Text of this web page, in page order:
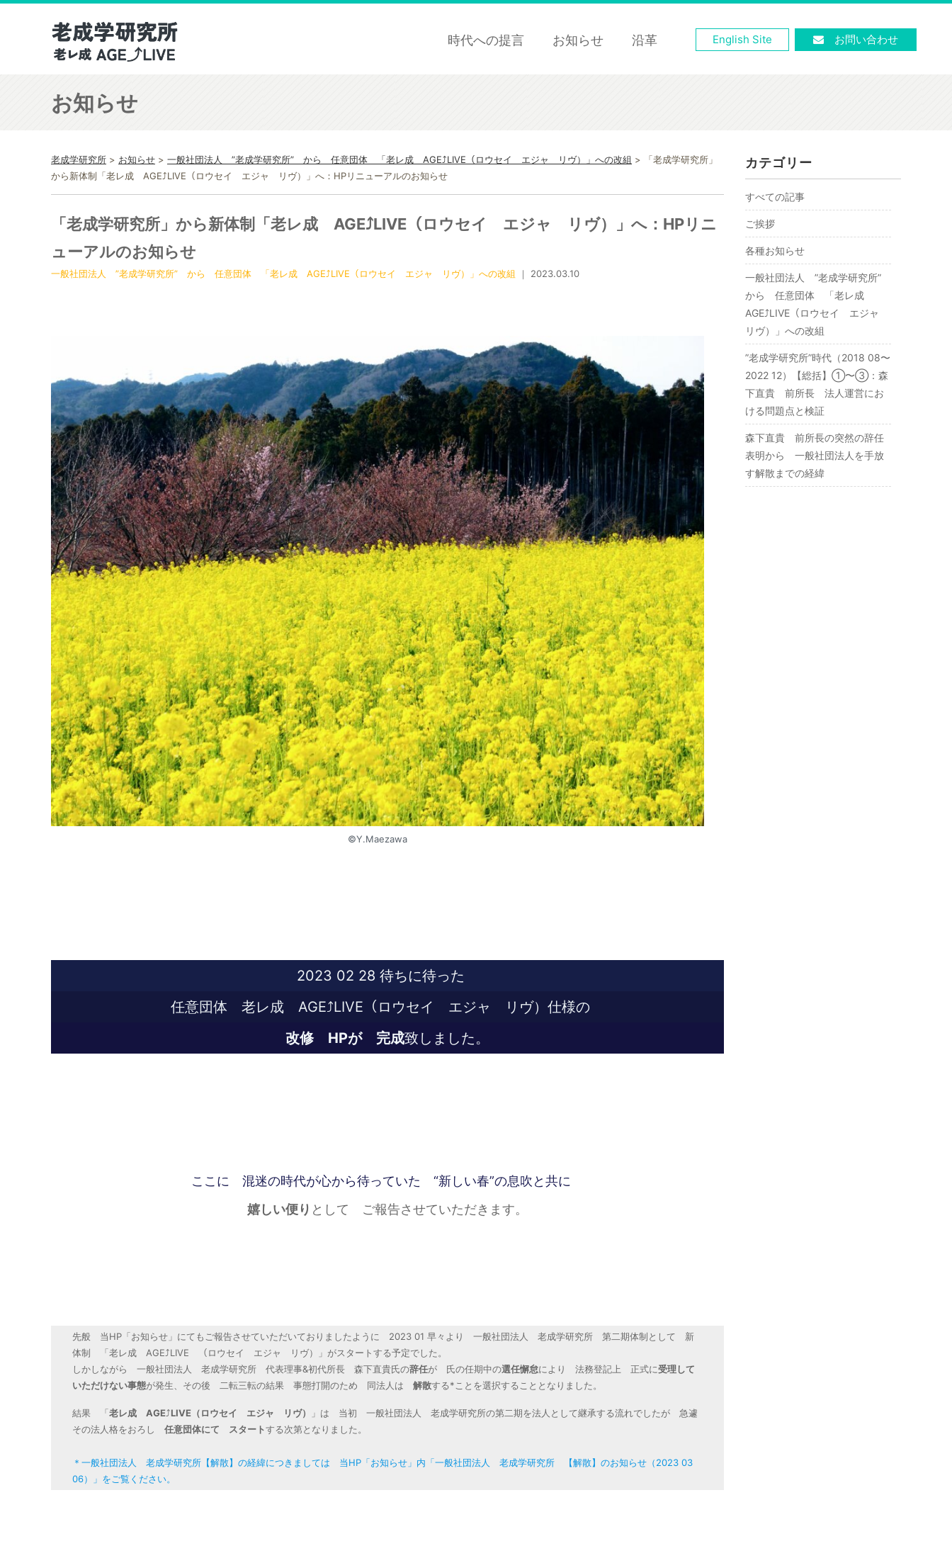
時代への提言 お知らせ 沿革 English Site お問い合わせ
お知らせ
老成学研究所 > お知らせ > 一般社団法人 ”老成学研究所” から 任意団体 「老レ成 AGE⤴︎LIVE（ロウセイ エジャ リヴ）」への改組 >
「老成学研究所」
から新体制「老レ成 AGE⤴︎LIVE（ロウセイ エジャ リヴ）」へ：HPリニューアルのお知らせ
「老成学研究所」から新体制「老レ成 AGE⤴︎LIVE（ロウセイ エジャ リヴ）」へ：HPリニ
ューアルのお知らせ
一般社団法人 ”老成学研究所” から 任意団体 「老レ成 AGE⤴︎LIVE（ロウセイ エジャ リヴ）」への改組 ｜ 2023.03.10
©︎Y.Maezawa
2023 02 28 待ちに待った
任意団体 老レ成 AGE⤴︎LIVE（ロウセイ エジャ リヴ）仕様の
改修 HPが 完成致しました。
ここに 混迷の時代が心から待っていた “新しい春”の息吹と共に
嬉しい便り として ご報告させていただきます。
先般 当HP「お知らせ」にてもご報告させていただいておりましたように 2023 01 早々より 一般社団法人 老成学研究所 第二期体制として 新
体制 「老レ成 AGE⤴︎LIVE （ロウセイ エジャ リヴ）」がスタートする予定でした。
しかしながら 一般社団法人 老成学研究所 代表理事&初代所長 森下直貴氏の辞任が 氏の任期中の選任懈怠により 法務登記上 正式に受理して
いただけない事態が発生、その後 二転三転の結果 事態打開のため 同法人は 解散する*ことを選択することとなりました。
結果 「老レ成 AGE⤴︎LIVE（ロウセイ エジャ リヴ）
」は 当初 一般社団法人 老成学研究所の第二期を法人として継承する流れでしたが 急遽
その法人格をおろし 任意団体にて スタートする次第となりました。
＊一般社団法人 老成学研究所【解散】の経緯につきましては 当HP「お知らせ」内「一般社団法人 老成学研究所 【解散】のお知らせ（2023 03
06）」をご覧ください。
カテゴリー
すべての記事
ご挨拶
各種お知らせ
一般社団法人 ”老成学研究所”
から 任意団体 「老レ成
AGE⤴︎LIVE（ロウセイ エジャ
リヴ）」への改組
”老成学研究所”時代（2018 08〜
2022 12）【総括】①〜③：森
下直貴 前所長 法人運営にお
ける問題点と検証
森下直貴 前所長の突然の辞任
表明から 一般社団法人を手放
す解散までの経緯